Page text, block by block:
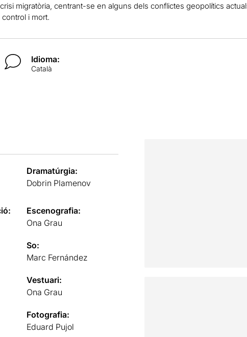
migratòria, centrant-se en alguns dels conflictes geopolítics
control i mort.
Idioma:
Català
Dramatúrgia:
Dobrin Plamenov
Escenografia:
Ona Grau
So:
Marc Fernández
Vestuari:
Ona Grau
Fotografia:
Eduard Pujol